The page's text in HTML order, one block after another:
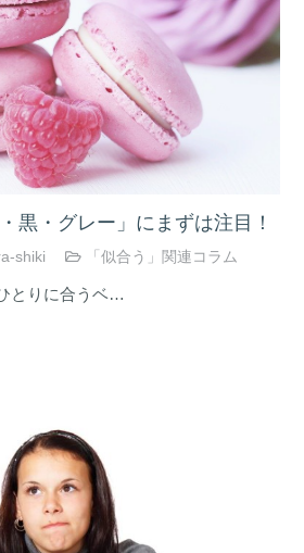
黒・グレー」にまずは注目！
shiki 「似合う」関連コラム
とりに合うベ…